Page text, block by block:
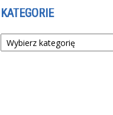
KATEGORIE
Kategorie